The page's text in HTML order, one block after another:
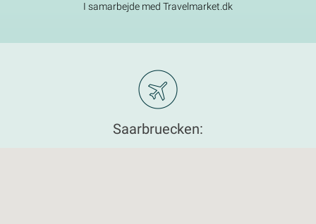
I samarbejde med Travelmarket.dk
Saarbruecken: